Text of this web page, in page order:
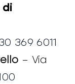
di
369 6011
– Via